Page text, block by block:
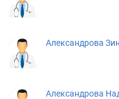
Александрова
Александрова